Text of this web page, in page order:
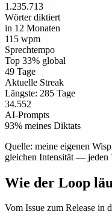
1.235.713
Wörter diktiert
in 12 Monaten
115 wpm
Sprechtempo
Top 33% global
49 Tage
Aktuelle Streak
Längste: 285 Tage
34.552
AI-Prompts
93% meines Diktats
Quelle: meine eigenen
gleichen Intensität — jeden
Wie der Loop
Vom Issue zum Release in